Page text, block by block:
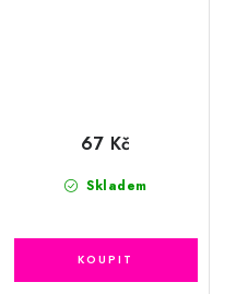
Skladem
67 Kč